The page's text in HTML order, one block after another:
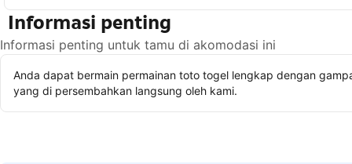
Informasi penting
Informasi penting untuk tamu di akomodasi ini
Anda dapat bermain permainan toto togel lengkap dengan
yang di persembahkan langsung oleh kami.